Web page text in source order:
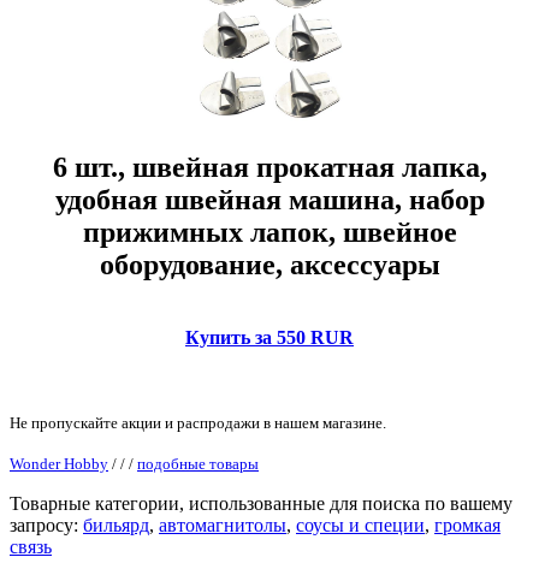
6 шт., швейная прокатная лапка,
удобная швейная машина, набор
прижимных лапок, швейное
оборудование, аксессуары
Купить за 550 RUR
Не пропускайте акции и распродажи в нашем магазине.
Wonder Hobby / / / подобные товары
Товарные категории, использованные для поиска по вашему
запросу: бильярд, автомагнитолы, соусы и специи, громкая
связь